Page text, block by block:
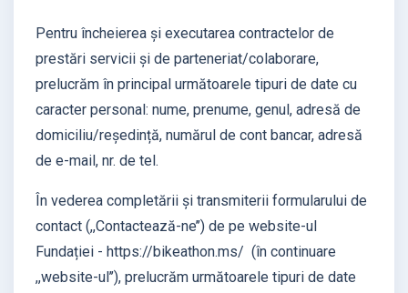
Pentru încheierea și executarea contractelor de
prestări servicii și de parteneriat/colaborare,
prelucrăm în principal următoarele tipuri de date cu
caracter personal: nume, prenume, genul, adresă de
domiciliu/reședință, numărul de cont bancar, adresă
de e-mail, nr. de tel.
În vederea completării și transmiterii formularului de
contact (,,Contactează-ne’’) de pe website-ul
Fundației - https://bikeathon.ms/ (în continuare
,,website-ul’’), prelucrăm următoarele tipuri de date